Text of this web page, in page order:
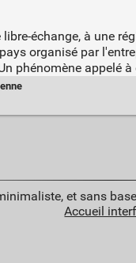
échange, à une
organisé par
phénomène appelé à
et sans
Accueil